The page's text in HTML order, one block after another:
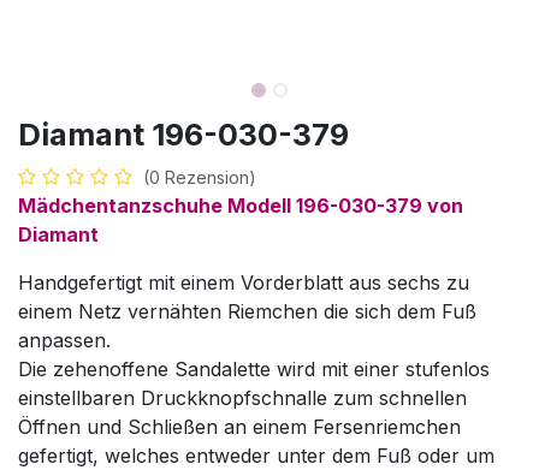
Diamant 196-030-379
(0 Rezension)
Mädchentanzschuhe Modell 196-030-379 von
Diamant
Handgefertigt mit einem Vorderblatt aus sechs zu
einem Netz vernähten Riemchen die sich dem Fuß
anpassen.
Die zehenoffene Sandalette wird mit einer stufenlos
einstellbaren Druckknopfschnalle zum schnellen
Öffnen und Schließen an einem Fersenriemchen
gefertigt, welches entweder unter dem Fuß oder um